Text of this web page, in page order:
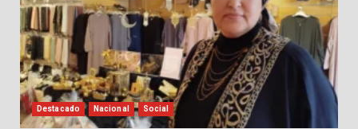
Destacado Nacional Social